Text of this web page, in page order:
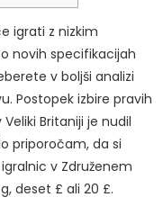
igrati z nizkim
novih specifikacijah
v boljši analizi
Postopek izbire pravih
Britaniji je nudil
priporočam, da si
v Združenem
deset £ ali 20 £.